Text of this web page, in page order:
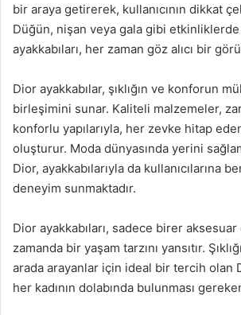
bir araya getirerek, kullanıcının dikkat
Düğün, nişan veya gala gibi
ayakkabıları, her zaman göz alıcı bir
Dior ayakkabılar, şıklığın ve konforun
birleşimini sunar. Kaliteli malzemeler,
konforlu yapılarıyla, her zevke hitap
oluşturur. Moda dünyasında yerini
Dior, ayakkabılarıyla da kullanıcılarına
deneyim sunmaktadır.
Dior ayakkabıları, sadece birer aksesuar
zamanda bir yaşam tarzını yansıtır.
arada arayanlar için ideal bir tercih olan
her kadının dolabında bulunması